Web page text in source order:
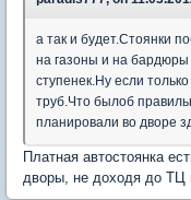
а так и будет.Стоянки
на газоны и на
ступенек.Ну если
труб.Что былоб
планировали во дворе
Платная автостоянка
дворы, не доходя до ТЦ